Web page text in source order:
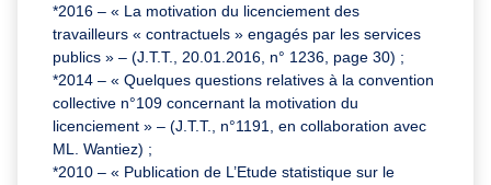
*2016 – « La motivation du licenciement des
travailleurs « contractuels » engagés par les services
publics » – (J.T.T., 20.01.2016, n° 1236, page 30) ;
*2014 – « Quelques questions relatives à la convention
collective n°109 concernant la motivation du
licenciement » – (J.T.T., n°1191, en collaboration avec
ML. Wantiez) ;
*2010 – « Publication de L’Etude statistique sur le